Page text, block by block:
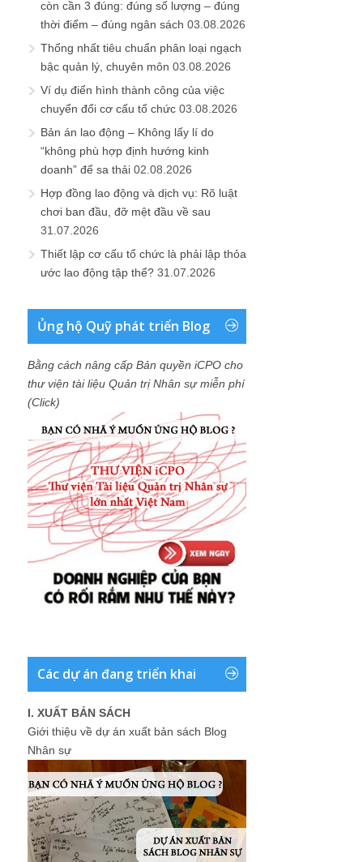
còn cần 3 đúng: đúng số lượng – đúng
thời điểm – đúng ngân sách 03.08.2026
Thống nhất tiêu chuẩn phân loại ngạch
bậc quản lý, chuyên môn 03.08.2026
Ví dụ điển hình thành công của việc
chuyển đổi cơ cấu tổ chức 03.08.2026
Bản án lao động – Không lấy lí do
“không phù hợp định hướng kinh
doanh” để sa thải 02.08.2026
Hợp đồng lao động và dịch vụ: Rõ luật
chơi ban đầu, đỡ mệt đầu về sau
31.07.2026
Thiết lập cơ cấu tổ chức là phải lập thỏa
ước lao động tập thể? 31.07.2026
Ủng hộ Quỹ phát triển Blog
Bằng cách nâng cấp Bản quyền iCPO cho
thư viện tài liệu Quản trị Nhân sự miễn phí
(Click)
Các dự án đang triển khai
I. XUẤT BẢN SÁCH
Giới thiệu về dự án xuất bản sách Blog
Nhân sự